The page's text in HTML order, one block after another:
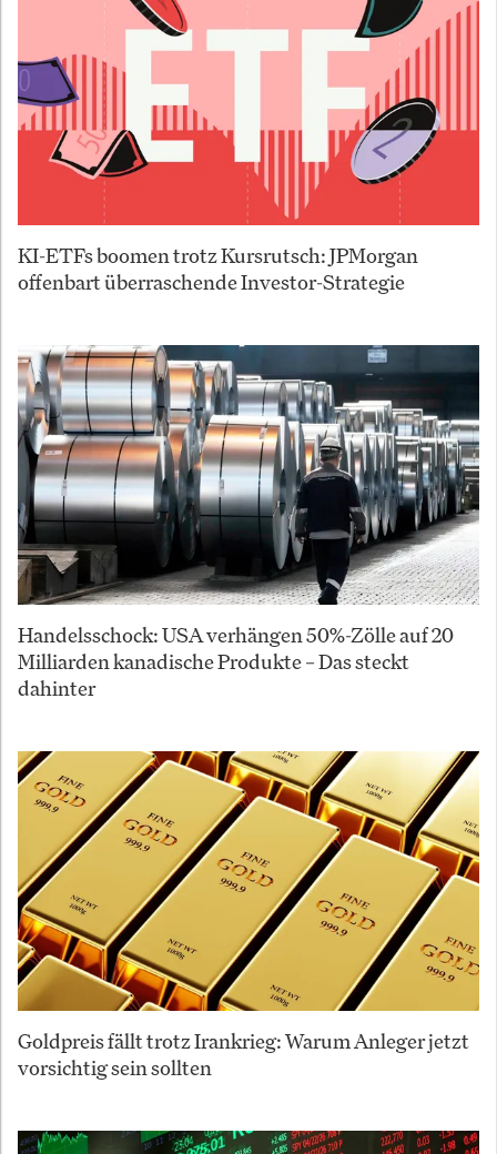
KI-ETFs boomen trotz Kursrutsch: JPMorgan
offenbart überraschende Investor-Strategie
Handelsschock: USA verhängen 50%-Zölle auf 20
Milliarden kanadische Produkte – Das steckt
dahinter
Goldpreis fällt trotz Irankrieg: Warum Anleger jetzt
vorsichtig sein sollten